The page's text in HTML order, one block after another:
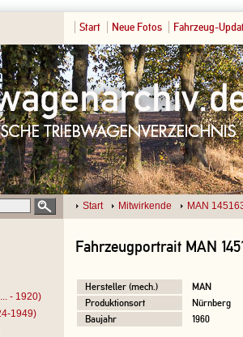
Start Neue Fotos Fahrzeug-
Start Mitwirkende MAN
- 1920)
1949)
Fahrzeugportrait MAN
Hersteller (mech.)
MAN
Produktionsort
Nürnberg
Baujahr
1960